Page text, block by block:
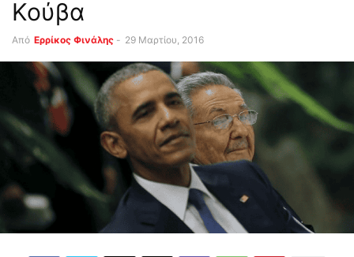
Κούβα
Από Ερρίκος Φινάλης - 29 Μαρτίου, 2016